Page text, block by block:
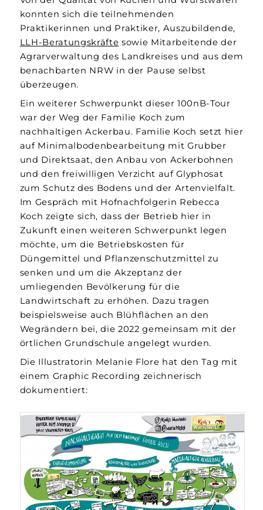
konnten sich die teilnehmenden
Praktikerinnen und Praktiker, Auszubildende,
LLH-Beratungskräfte sowie Mitarbeitende der
Agrarverwaltung des Landkreises und aus dem
benachbarten NRW in der Pause selbst
überzeugen.
Ein weiterer Schwerpunkt dieser 100nB-Tour
war der Weg der Familie Koch zum
nachhaltigen Ackerbau. Familie Koch setzt hier
auf Minimalbodenbearbeitung mit Grubber
und Direktsaat, den Anbau von Ackerbohnen
und den freiwilligen Verzicht auf Glyphosat
zum Schutz des Bodens und der Artenvielfalt.
Im Gespräch mit Hofnachfolgerin Rebecca
Koch zeigte sich, dass der Betrieb hier in
Zukunft einen weiteren Schwerpunkt legen
möchte, um die Betriebskosten für
Düngemittel und Pflanzenschutzmittel zu
senken und um die Akzeptanz der
umliegenden Bevölkerung für die
Landwirtschaft zu erhöhen. Dazu tragen
beispielsweise auch Blühflächen an den
Wegrändern bei, die 2022 gemeinsam mit der
örtlichen Grundschule angelegt wurden.
Die Illustratorin Melanie Flore hat den Tag mit
einem Graphic Recording zeichnerisch
dokumentiert: